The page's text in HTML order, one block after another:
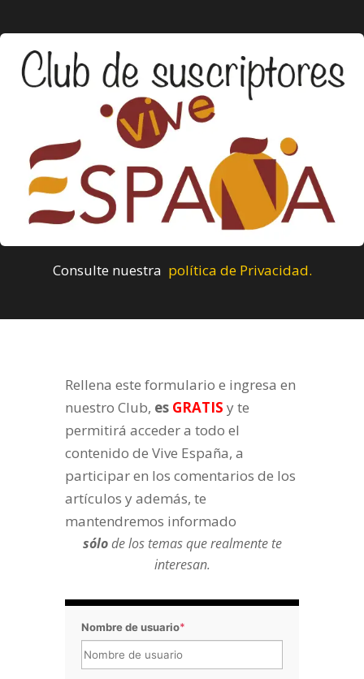
Consulte nuestra política de Privacidad.
Rellena este formulario e ingresa en
nuestro Club, es GRATIS y te
permitirá acceder a todo el
contenido de Vive España, a
participar en los comentarios de los
artículos y además, te
mantendremos informado
sólode los temas que realmente te
interesan.
Nombre de usuario*